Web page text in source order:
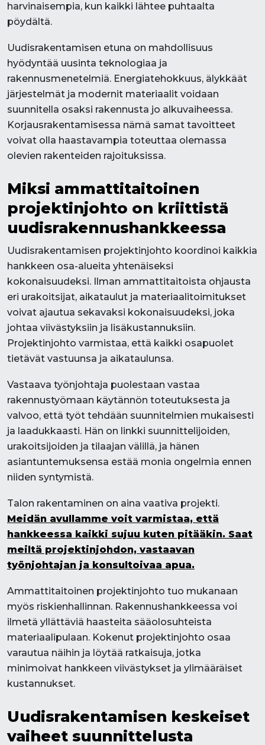
harvinaisempia, kun kaikki lähtee puhtaalta
pöydältä.
Uudisrakentamisen etuna on mahdollisuus
hyödyntää uusinta teknologiaa ja
rakennusmenetelmiä. Energiatehokkuus, älykkäät
järjestelmät ja modernit materiaalit voidaan
suunnitella osaksi rakennusta jo alkuvaiheessa.
Korjausrakentamisessa nämä samat tavoitteet
voivat olla haastavampia toteuttaa olemassa
olevien rakenteiden rajoituksissa.
Miksi ammattitaitoinen
projektinjohto on kriittistä
uudisrakennushankkeessa
Uudisrakentamisen projektinjohto koordinoi kaikkia
hankkeen osa-alueita yhtenäiseksi
kokonaisuudeksi. Ilman ammattitaitoista ohjausta
eri urakoitsijat, aikataulut ja materiaalitoimitukset
voivat ajautua sekavaksi kokonaisuudeksi, joka
johtaa viivästyksiin ja lisäkustannuksiin.
Projektinjohto varmistaa, että kaikki osapuolet
tietävät vastuunsa ja aikataulunsa.
Vastaava työnjohtaja puolestaan vastaa
rakennustyömaan käytännön toteutuksesta ja
valvoo, että työt tehdään suunnitelmien mukaisesti
ja laadukkaasti. Hän on linkki suunnittelijoiden,
urakoitsijoiden ja tilaajan välillä, ja hänen
asiantuntemuksensa estää monia ongelmia ennen
niiden syntymistä.
Talon rakentaminen on aina vaativa projekti.
Meidän avullamme voit varmistaa, että
hankkeessa kaikki sujuu kuten pitääkin. Saat
meiltä projektinjohdon, vastaavan
työnjohtajan ja konsultoivaa apua.
Ammattitaitoinen projektinjohto tuo mukanaan
myös riskienhallinnan. Rakennushankkeessa voi
ilmetä yllättäviä haasteita sääolosuhteista
materiaalipulaan. Kokenut projektinjohto osaa
varautua näihin ja löytää ratkaisuja, jotka
minimoivat hankkeen viivästykset ja ylimääräiset
kustannukset.
Uudisrakentamisen keskeiset
vaiheet suunnittelusta